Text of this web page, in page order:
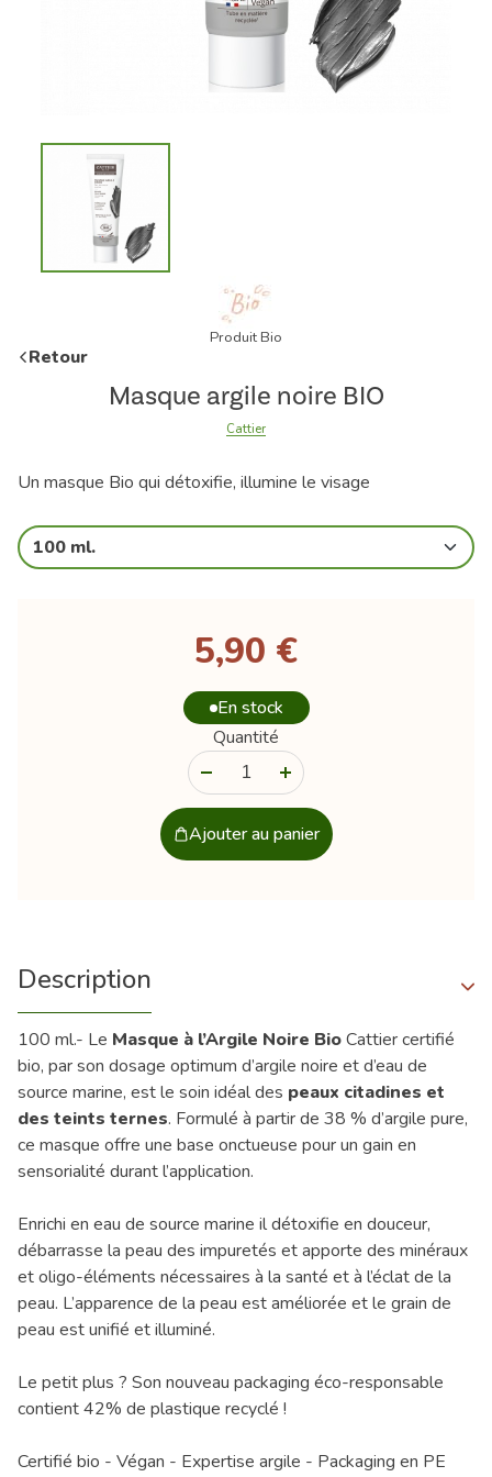
Produit Bio
Retour
Masque argile noire BIO
Cattier
Un masque Bio qui détoxifie, illumine le visage
100 ml.
5,90 €
En stock
Quantité
Ajouter au panier
Description
100 ml.- Le Masque à l’Argile Noire BioCattier certifié
bio, par son dosage optimum d’argile noire et d’eau de
source marine, est le soin idéal des peaux citadines et
des teints ternes. Formulé à partir de 38 % d’argile pure,
ce masque offre une base onctueuse pour un gain en
sensorialité durant l’application.
Enrichi en eau de source marine il détoxifie en douceur,
débarrasse la peau des impuretés et apporte des minéraux
et oligo-éléments nécessaires à la santé et à l’éclat de la
peau. L’apparence de la peau est améliorée et le grain de
peau est unifié et illuminé.
Le petit plus ? Son nouveau packaging éco-responsable
contient 42% de plastique recyclé !
Certifié bio - Végan - Expertise argile - Packaging en PE